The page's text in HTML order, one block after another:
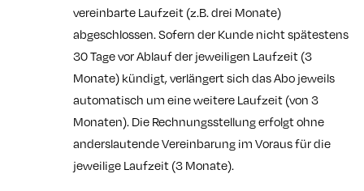
vereinbarte Laufzeit (z.B. drei Monate)
abgeschlossen. Sofern der Kunde nicht spätestens
30 Tage vor Ablauf der jeweiligen Laufzeit (3
Monate) kündigt, verlängert sich das Abo jeweils
automatisch um eine weitere Laufzeit (von 3
Monaten). Die Rechnungsstellung erfolgt ohne
anderslautende Vereinbarung im Voraus für die
jeweilige Laufzeit (3 Monate).